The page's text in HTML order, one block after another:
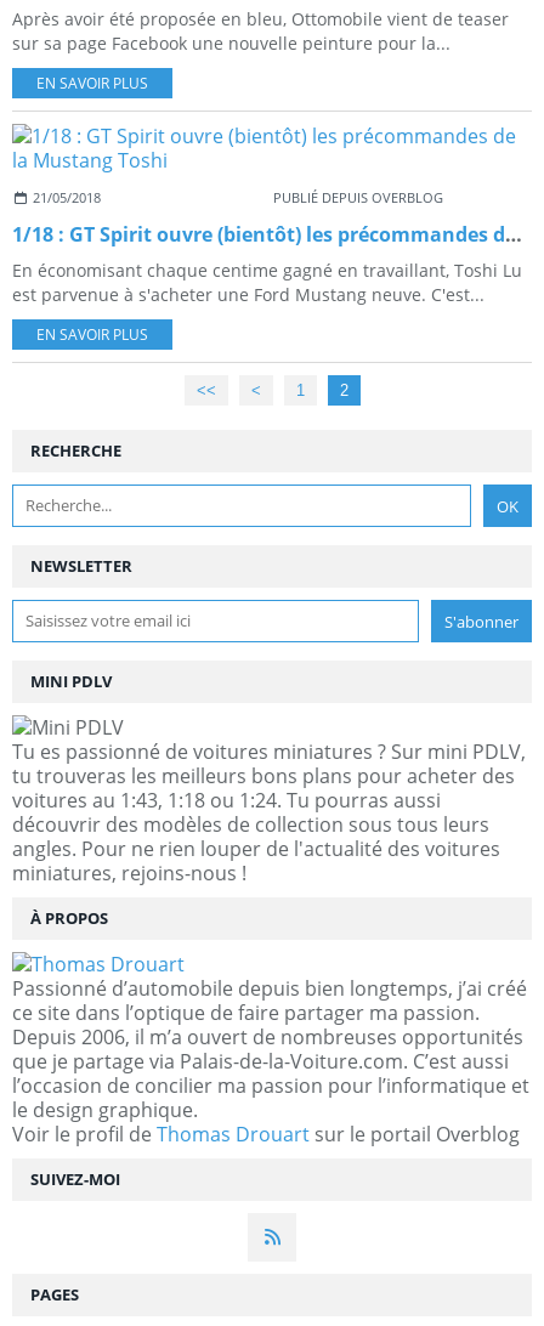
Après avoir été proposée en bleu, Ottomobile vient de teaser
sur sa page Facebook une nouvelle peinture pour la...
EN SAVOIR PLUS
21/05/2018 PUBLIÉ DEPUIS OVERBLOG
1/18 : GT Spirit ouvre (bientôt) les précommandes de la Mustang Toshi
En économisant chaque centime gagné en travaillant, Toshi Lu
est parvenue à s'acheter une Ford Mustang neuve. C'est...
EN SAVOIR PLUS
<< < 1 2
NEWSLETTER
SUIVEZ-MOI
RECHERCHE
MINI PDLV
Tu es passionné de voitures miniatures ? Sur mini PDLV,
tu trouveras les meilleurs bons plans pour acheter des
voitures au 1:43, 1:18 ou 1:24. Tu pourras aussi
découvrir des modèles de collection sous tous leurs
angles. Pour ne rien louper de l'actualité des voitures
miniatures, rejoins-nous !
À PROPOS
Passionné d’automobile depuis bien longtemps, j’ai créé
ce site dans l’optique de faire partager ma passion.
Depuis 2006, il m’a ouvert de nombreuses opportunités
que je partage via Palais-de-la-Voiture.com. C’est aussi
l’occasion de concilier ma passion pour l’informatique et
le design graphique.
Voir le profil de Thomas Drouart sur le portail Overblog
PAGES